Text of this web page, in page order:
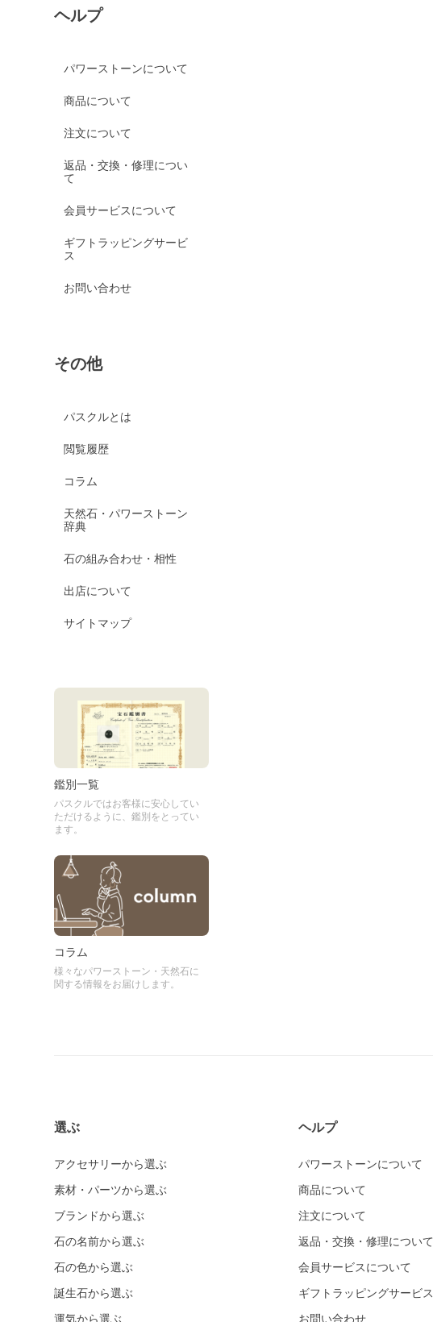
ヘルプ
パワーストーンについて
商品について
注文について
返品・交換・修理につい
て
会員サービスについて
ギフトラッピングサービ
ス
お問い合わせ
その他
パスクルとは
閲覧履歴
コラム
天然石・パワーストーン
辞典
石の組み合わせ・相性
出店について
サイトマップ
鑑別一覧
パスクルではお客様に安心してい
ただけるように、鑑別をとってい
ます。
コラム
様々なパワーストーン・天然石に
関する情報をお届けします。
選ぶ
アクセサリーから選ぶ
素材・パーツから選ぶ
ブランドから選ぶ
石の名前から選ぶ
石の色から選ぶ
誕生石から選ぶ
運気から選ぶ
ヘルプ
パワーストーンについて
商品について
注文について
返品・交換・修理について
会員サービスについて
ギフトラッピングサービス
お問い合わせ